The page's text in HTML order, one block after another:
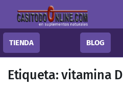
TIENDA BLOG
Etiqueta:vitamina D